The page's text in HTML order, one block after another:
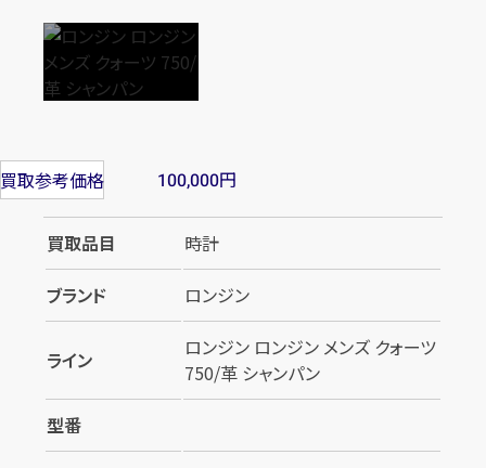
買取参考価格 100,000円
買取品目
時計
ブランド
ロンジン
ライン
ロンジン ロンジン メンズ クォーツ
750/革 シャンパン
型番